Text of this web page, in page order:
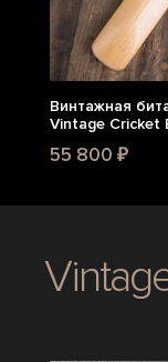
Винтажная
Vintage Cricket
55 800 ₽